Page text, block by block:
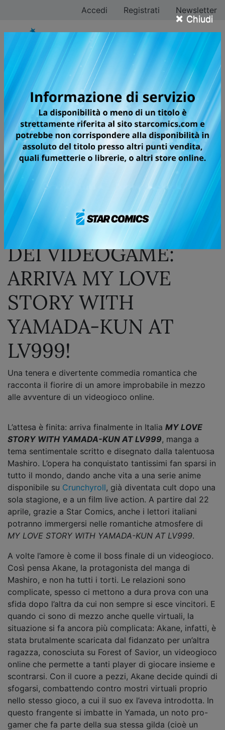
× Chiudi
Accedi Registrati Newsletter
L’AMORE AI TEMPI
DEI VIDEOGAME:
ARRIVA MY LOVE
STORY WITH
YAMADA-KUN AT
LV999!
Una tenera e divertente commedia romantica che
racconta il fiorire di un amore improbabile in mezzo
alle avventure di un videogioco online.
L’attesa è finita: arriva finalmente in Italia MY LOVE
STORY WITH YAMADA-KUN AT LV999, manga a
tema sentimentale scritto e disegnato dalla talentuosa
Mashiro. L’opera ha conquistato tantissimi fan sparsi in
tutto il mondo, dando anche vita a una serie anime
disponibile su Crunchyroll, già diventata cult dopo una
sola stagione, e a un film live action. A partire dal 22
aprile, grazie a Star Comics, anche i lettori italiani
potranno immergersi nelle romantiche atmosfere di
MY LOVE STORY WITH YAMADA-KUN AT LV999.
A volte l’amore è come il boss finale di un videogioco.
Così pensa Akane, la protagonista del manga di
Mashiro, e non ha tutti i torti. Le relazioni sono
complicate, spesso ci mettono a dura prova con una
sfida dopo l’altra da cui non sempre si esce vincitori. E
quando ci sono di mezzo anche quelle virtuali, la
situazione si fa ancora più complicata: Akane, infatti, è
stata brutalmente scaricata dal fidanzato per un’altra
ragazza, conosciuta su Forest of Savior, un videogioco
online che permette a tanti player di giocare insieme e
scontrarsi. Con il cuore a pezzi, Akane decide quindi di
sfogarsi, combattendo contro mostri virtuali proprio
nello stesso gioco, a cui il suo ex l’aveva introdotta. In
questo frangente si imbatte in Yamada, un noto pro-
gamer che fa parte della sua stessa gilda (cioè un